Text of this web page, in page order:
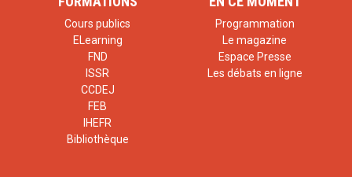
Cours publics
ELearning
FND
ISSR
CCDEJ
FEB
IHEFR
Bibliothèque
Programmation
Le magazine
Espace Presse
Les débats en ligne